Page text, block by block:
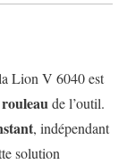
Lion V 6040 est
de l’outil.
, indépendant
solution